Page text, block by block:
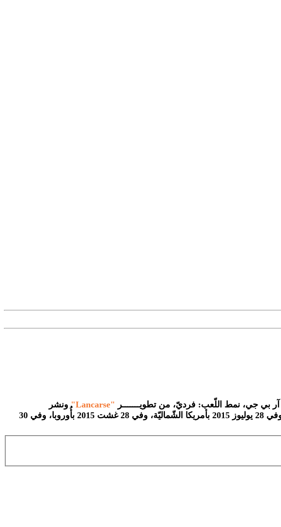
بي جي، نمط اللّعب: فرديّ، من تطويـــــــر "Lancarse"
ونشر
صدرت اللِّعبة في 07 غشت 2014 باليابان، وفي 28 يوليوز 2015 بأمريكا الشّماليّة، وفي 28 غشت 2015 بأُوروبا، وفي 30